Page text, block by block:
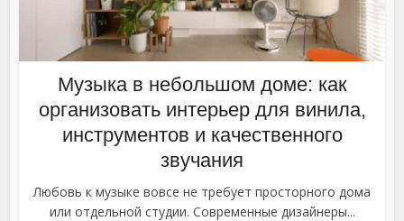
Музыка в небольшом доме: как
организовать интерьер для винила,
инструментов и качественного
звучания
Любовь к музыке вовсе не требует просторного дома
или отдельной студии. Современные дизайнеры...